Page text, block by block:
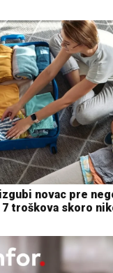
novac pre
troškova skoro